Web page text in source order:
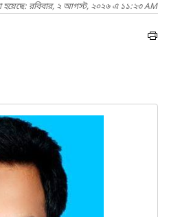
হয়েছে: রবিবার, ২ আগস্ট, ২০২৬ এ ১১:২৩ AM